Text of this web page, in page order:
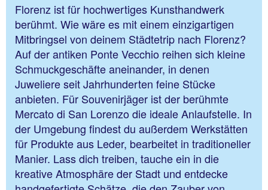
Florenz ist für hochwertiges Kunsthandwerk
berühmt. Wie wäre es mit einem einzigartigen
Mitbringsel von deinem Städtetrip nach Florenz?
Auf der antiken Ponte Vecchio reihen sich kleine
Schmuckgeschäfte aneinander, in denen
Juweliere seit Jahrhunderten feine Stücke
anbieten. Für Souvenirjäger ist der berühmte
Mercato di San Lorenzo die ideale Anlaufstelle. In
der Umgebung findest du außerdem Werkstätten
für Produkte aus Leder, bearbeitet in traditioneller
Manier. Lass dich treiben, tauche ein in die
kreative Atmosphäre der Stadt und entdecke